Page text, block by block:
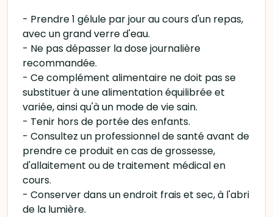
- Prendre 1 gélule par jour au cours d'un repas,
avec un grand verre d'eau.
- Ne pas dépasser la dose journalière
recommandée.
- Ce complément alimentaire ne doit pas se
substituer à une alimentation équilibrée et
variée, ainsi qu'à un mode de vie sain.
- Tenir hors de portée des enfants.
- Consultez un professionnel de santé avant de
prendre ce produit en cas de grossesse,
d'allaitement ou de traitement médical en
cours.
- Conserver dans un endroit frais et sec, à l'abri
de la lumière.